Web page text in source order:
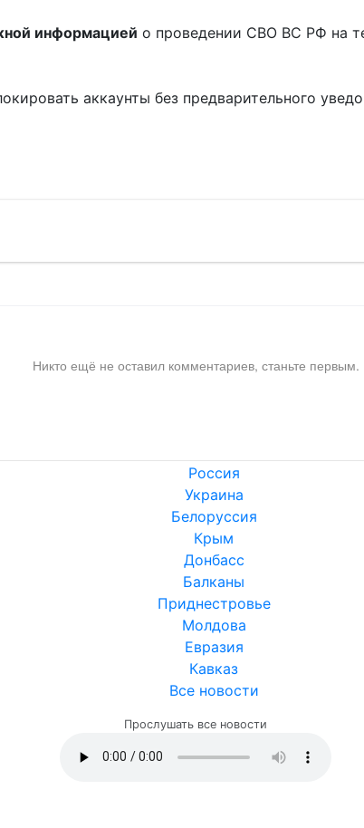
информацией о проведении СВО ВС РФ на
аккаунты без предварительного
Никто ещё не оставил комментариев, станьте первым.
Россия
Украина
Белоруссия
Крым
Донбасс
Балканы
Приднестровье
Молдова
Евразия
Кавказ
Все новости
Прослушать все новости